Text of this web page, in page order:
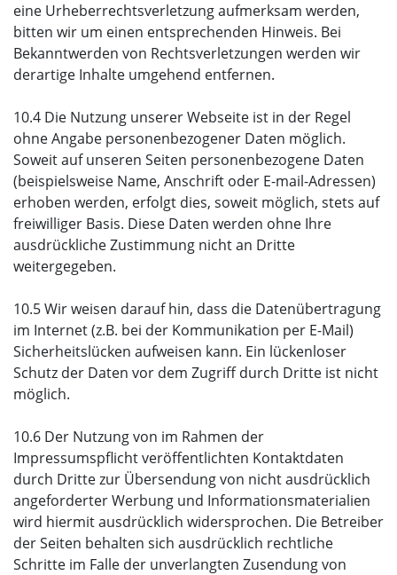
eine Urheberrechtsverletzung aufmerksam werden,
bitten wir um einen entsprechenden Hinweis. Bei
Bekanntwerden von Rechtsverletzungen werden wir
derartige Inhalte umgehend entfernen.
10.4 Die Nutzung unserer Webseite ist in der Regel
ohne Angabe personenbezogener Daten möglich.
Soweit auf unseren Seiten personenbezogene Daten
(beispielsweise Name, Anschrift oder E-mail-Adressen)
erhoben werden, erfolgt dies, soweit möglich, stets auf
freiwilliger Basis. Diese Daten werden ohne Ihre
ausdrückliche Zustimmung nicht an Dritte
weitergegeben.
10.5 Wir weisen darauf hin, dass die Datenübertragung
im Internet (z.B. bei der Kommunikation per E-Mail)
Sicherheitslücken aufweisen kann. Ein lückenloser
Schutz der Daten vor dem Zugriff durch Dritte ist nicht
möglich.
10.6 Der Nutzung von im Rahmen der
Impressumspflicht veröffentlichten Kontaktdaten
durch Dritte zur Übersendung von nicht ausdrücklich
angeforderter Werbung und Informationsmaterialien
wird hiermit ausdrücklich widersprochen. Die Betreiber
der Seiten behalten sich ausdrücklich rechtliche
Schritte im Falle der unverlangten Zusendung von